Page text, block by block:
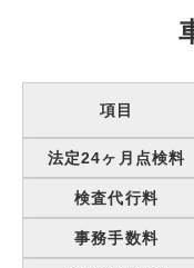
項目
法定24ヶ月点検料
検査代行料
事務手数料